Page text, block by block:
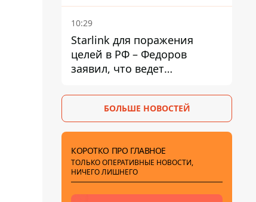
10:29
Starlink для поражения
целей в РФ – Федоров
заявил, что ведет
Маском
БОЛЬШЕ НОВОСТЕЙ
КОРОТКО ПРО ГЛАВНОЕ
ТОЛЬКО ОПЕРАТИВНЫЕ НОВОСТИ,
НИЧЕГО ЛИШНЕГО